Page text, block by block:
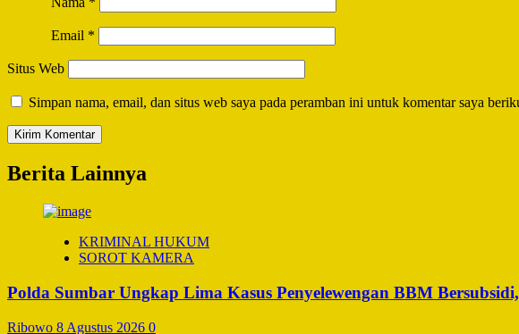
Email *
Situs Web
Simpan nama, email, dan situs web saya pada peramban ini untuk komentar saya
Berita Lainnya
KRIMINAL HUKUM
SOROT KAMERA
Polda Sumbar Ungkap Lima Kasus Penyelewengan BBM
Ribowo 8 Agustus 2026 0